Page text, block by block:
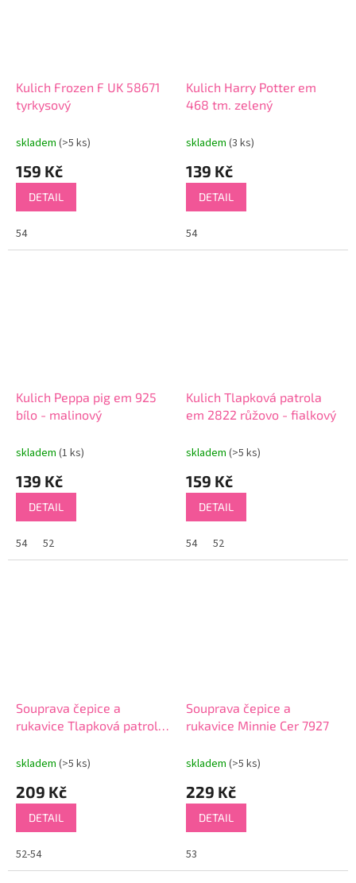
Kulich Frozen F UK 58671
tyrkysový
skladem (>5 ks)
159 Kč
DETAIL
54
Kulich Harry Potter em
468 tm. zelený
skladem (3 ks)
139 Kč
DETAIL
54
Kulich Peppa pig em 925
bílo - malinový
skladem (1 ks)
139 Kč
DETAIL
54 52
Kulich Tlapková patrola
em 2822 růžovo - fialkový
skladem (>5 ks)
159 Kč
DETAIL
54 52
Souprava čepice a
rukavice Tlapková patrola
skladem (>5 ks)
209 Kč
DETAIL
52-54
Souprava čepice a
rukavice Minnie Cer 7927
skladem (>5 ks)
229 Kč
DETAIL
53